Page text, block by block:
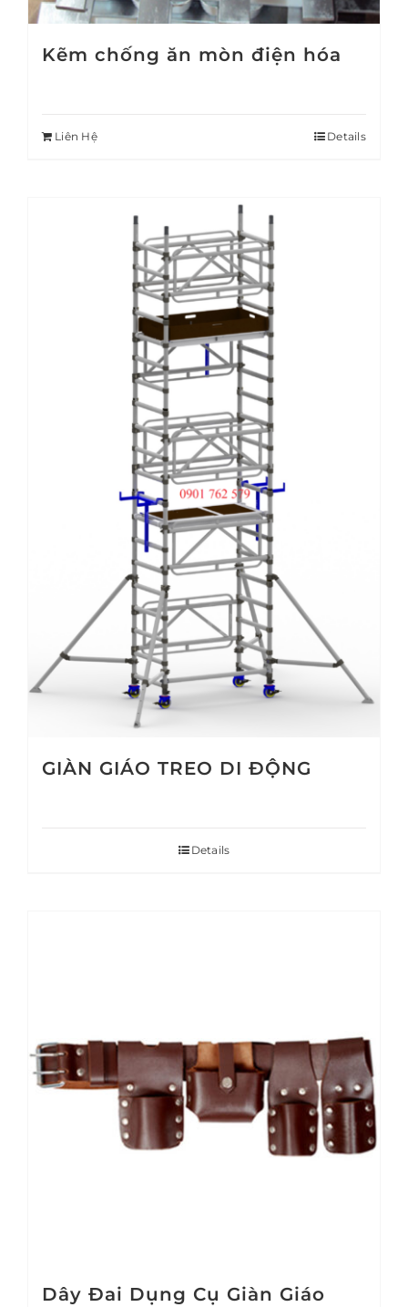
Kẽm chống ăn mòn điện hóa
Liên Hệ Details
GIÀN GIÁO TREO DI ĐỘNG
Details
Dây Đai Dụng Cụ Giàn Giáo